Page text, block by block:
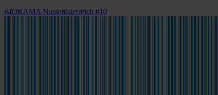
BIORAMA Niederösterreich #10